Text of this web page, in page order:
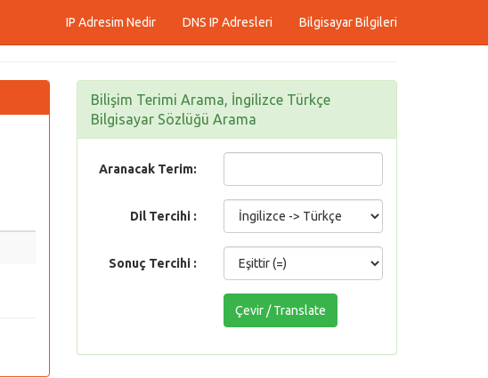
IP Adresim Nedir DNS IP Adresleri Bilgisayar Bilgileri
Bilişim Terimi Arama, İngilizce Türkçe
Bilgisayar Sözlüğü Arama
Aranacak Terim:
Dil Tercihi :
Sonuç Tercihi :